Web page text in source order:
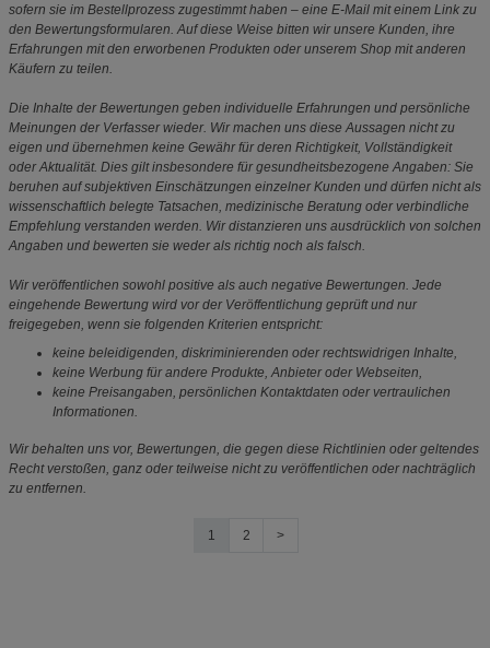
sofern sie im Bestellprozess zugestimmt haben – eine E-Mail mit einem Link zu
den Bewertungsformularen. Auf diese Weise bitten wir unsere Kunden, ihre
Erfahrungen mit den erworbenen Produkten oder unserem Shop mit anderen
Käufern zu teilen.
Die Inhalte der Bewertungen geben individuelle Erfahrungen und persönliche
Meinungen der Verfasser wieder. Wir machen uns diese Aussagen nicht zu
eigen und übernehmen keine Gewähr für deren Richtigkeit, Vollständigkeit
oder Aktualität. Dies gilt insbesondere für gesundheitsbezogene Angaben: Sie
beruhen auf subjektiven Einschätzungen einzelner Kunden und dürfen nicht als
wissenschaftlich belegte Tatsachen, medizinische Beratung oder verbindliche
Empfehlung verstanden werden. Wir distanzieren uns ausdrücklich von solchen
Angaben und bewerten sie weder als richtig noch als falsch.
Wir veröffentlichen sowohl positive als auch negative Bewertungen. Jede
eingehende Bewertung wird vor der Veröffentlichung geprüft und nur
freigegeben, wenn sie folgenden Kriterien entspricht:
keine beleidigenden, diskriminierenden oder rechtswidrigen Inhalte,
keine Werbung für andere Produkte, Anbieter oder Webseiten,
keine Preisangaben, persönlichen Kontaktdaten oder vertraulichen
Informationen.
Wir behalten uns vor, Bewertungen, die gegen diese Richtlinien oder geltendes
Recht verstoßen, ganz oder teilweise nicht zu veröffentlichen oder nachträglich
zu entfernen.
1 2 >